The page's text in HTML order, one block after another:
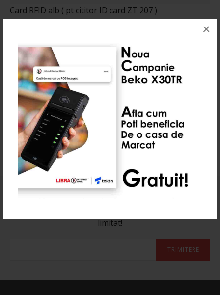
×
Card RFID alb ( pt cititor ID card ZT 207 )
Informatii
Produse Recomandate
0 Recenzie(i)
Abonează-te la newsletter-ul nostru
limitat!
TRIMITERE